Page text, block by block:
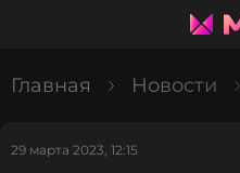
Главная Новости
29 марта 2023, 12:15